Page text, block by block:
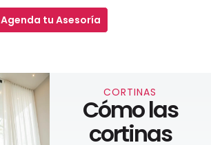
Agenda tu Asesoría
CORTINAS
Cómo las
cortinas